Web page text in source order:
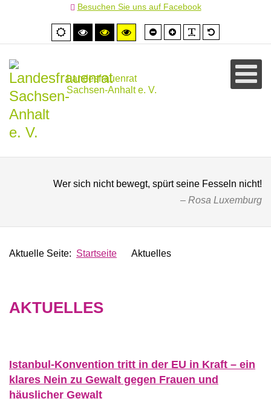
Besuchen Sie uns auf Facebook
Normale
Ansicht
Hoher
Kontrast
Hoher
Kontrast
Hoher
Kontrast
Schrift
kleiner
Schrift
größer
Landesfrauenrat
Sachsen-Anhalt e. V.
Wer sich nicht bewegt, spürt seine Fesseln nicht!
Rosa Luxemburg
Aktuelle Seite: Startseite Aktuelles
AKTUELLES
Istanbul-Konvention tritt in der EU in Kraft – ein
klares Nein zu Gewalt gegen Frauen und
häuslicher Gewalt